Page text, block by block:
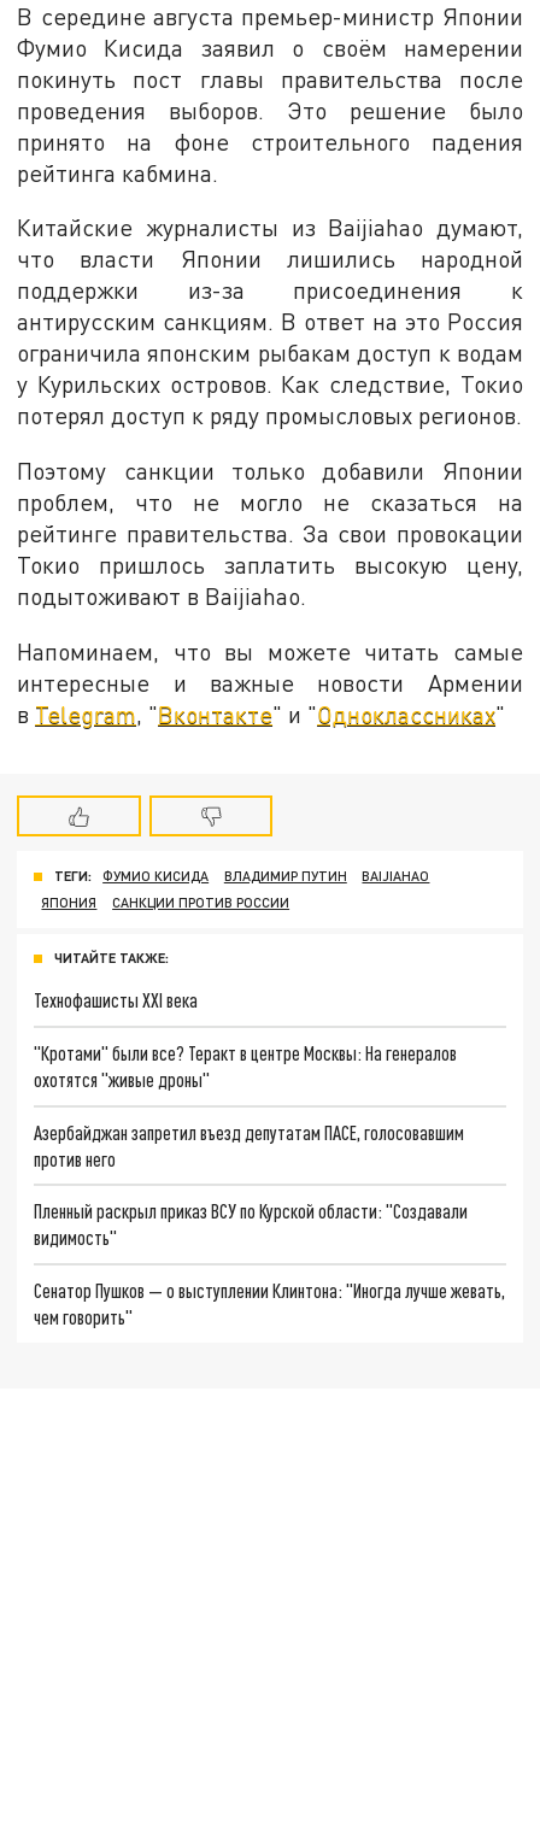
В середине августа премьер-министр Японии
Фумио Кисида заявил о своём намерении
покинуть пост главы правительства после
проведения выборов. Это решение было
принято на фоне строительного падения
рейтинга кабмина.
Китайские журналисты из Baijiahao думают,
что власти Японии лишились народной
поддержки из-за присоединения к
антирусским санкциям. В ответ на это Россия
ограничила японским рыбакам доступ к водам
у Курильских островов. Как следствие, Токио
потерял доступ к ряду промысловых регионов.
Поэтому санкции только добавили Японии
проблем, что не могло не сказаться на
рейтинге правительства. За свои провокации
Токио пришлось заплатить высокую цену,
подытоживают в Baijiahao.
Напоминаем, что вы можете читать самые
интересные и важные новости Армении
в Telegram, "Вконтакте" и "Одноклассниках"
ТЕГИ: ФУМИО КИСИДА ВЛАДИМИР ПУТИН
BAIJIAHAO
ЯПОНИЯ
САНКЦИИ ПРОТИВ РОССИИ
ЧИТАЙТЕ ТАКЖЕ:
Технофашисты XXI века
"Кротами" были все? Теракт в центре Москвы: На генералов
охотятся "живые дроны"
Азербайджан запретил въезд депутатам ПАСЕ, голосовавшим
против него
Пленный раскрыл приказ ВСУ по Курской области: "Создавали
видимость"
Сенатор Пушков — о выступлении Клинтона: "Иногда лучше жевать,
чем говорить"